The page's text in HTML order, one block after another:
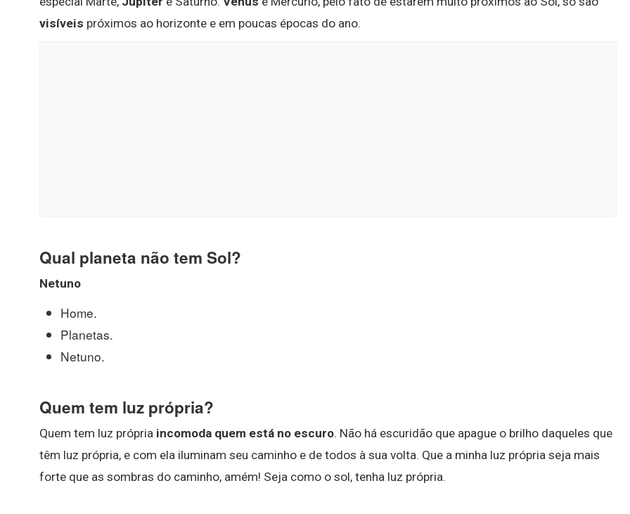
visíveis próximos ao horizonte e em poucas épocas do ano.
Qual planeta não tem Sol?
Netuno
Home.
Planetas.
Netuno.
Quem tem luz própria?
Quem tem luz própria incomoda quem está no escuro. Não há escuridão que apague o brilho daqueles que
têm luz própria, e com ela iluminam seu caminho e de todos à sua volta. Que a minha luz própria seja mais
forte que as sombras do caminho, amém! Seja como o sol, tenha luz própria.